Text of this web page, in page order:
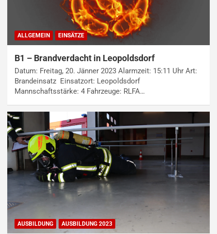
ALLGEMEIN EINSÄTZE
B1 – Brandverdacht in Leopoldsdorf
Datum: Freitag, 20. Jänner 2023 Alarmzeit: 15:11 Uhr Art:
Brandeinsatz Einsatzort: Leopoldsdorf
Mannschaftsstärke: 4 Fahrzeuge: RLFA…
AUSBILDUNG AUSBILDUNG 2023